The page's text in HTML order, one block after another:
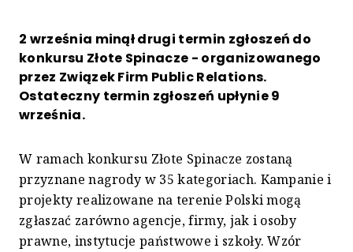
2 września minął drugi termin zgłoszeń do
konkursu Złote Spinacze - organizowanego
przez Związek Firm Public Relations.
Ostateczny termin zgłoszeń upłynie 9
września.
W ramach konkursu Złote Spinacze zostaną
przyznane nagrody w 35 kategoriach. Kampanie i
projekty realizowane na terenie Polski mogą
zgłaszać zarówno agencje, firmy, jak i osoby
prawne, instytucje państwowe i szkoły. Wzór